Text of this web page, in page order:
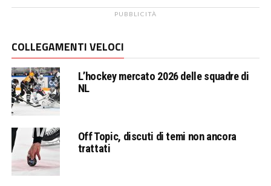
PUBBLICITÀ
COLLEGAMENTI VELOCI
L’hockey mercato 2026 delle squadre di
NL
Off Topic, discuti di temi non ancora
trattati